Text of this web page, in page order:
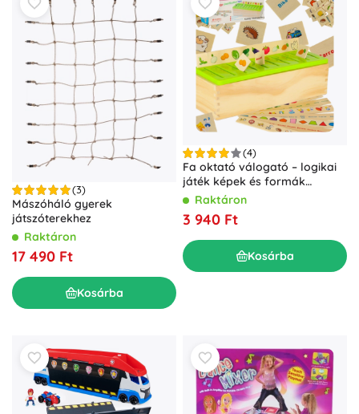
(3)
Mászóháló gyerek
játszóterekhez
Raktáron
17 490 Ft
Kosárba
(4)
Fa oktató válogató – logikai
játék képek és formák
rendszerezéséhez
Raktáron
3 940 Ft
Kosárba